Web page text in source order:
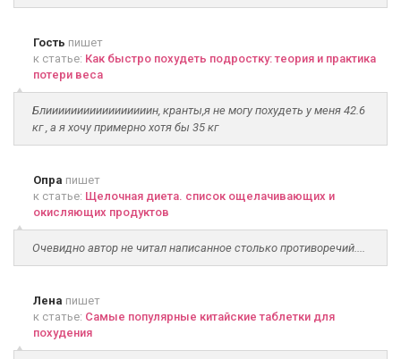
Гость пишет
к статье: Как быстро похудеть подростку: теория и практика
потери веса
Блииииииииииииииииин, кранты,я не могу похудеть у меня 42.6
кг , а я хочу примерно хотя бы 35 кг
Опра пишет
к статье: Щелочная диета. список ощелачивающих и
окисляющих продуктов
Очевидно автор не читал написанное столько противоречий....
Лена пишет
к статье: Самые популярные китайские таблетки для
похудения